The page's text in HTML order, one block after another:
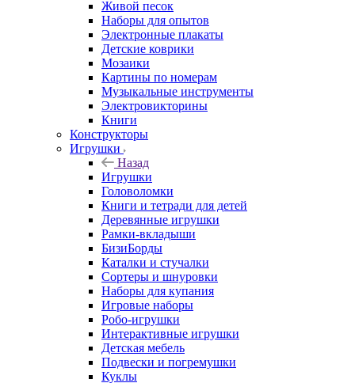
Живой песок
Наборы для опытов
Электронные плакаты
Детские коврики
Мозаики
Картины по номерам
Музыкальные инструменты
Электровикторины
Книги
Конструкторы
Игрушки
Назад
Игрушки
Головоломки
Книги и тетради для детей
Деревянные игрушки
Рамки-вкладыши
БизиБорды
Каталки и стучалки
Сортеры и шнуровки
Наборы для купания
Игровые наборы
Робо-игрушки
Интерактивные игрушки
Детская мебель
Подвески и погремушки
Куклы